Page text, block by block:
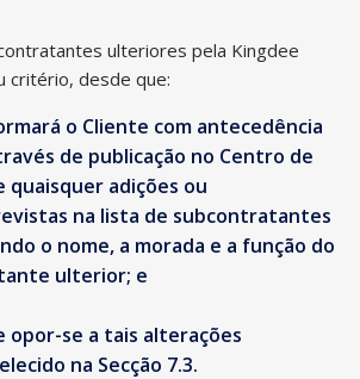
ulteriores pela Kingdee
critério, desde que:
o Cliente com antecedência
de publicação no Centro de
quaisquer adições ou
na lista de subcontratantes
o nome, a morada e a função do
ulterior; e
opor-se a tais alterações
na Secção 7.3.